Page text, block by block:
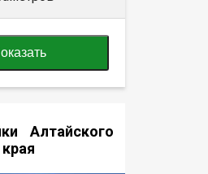
Алтайского
края